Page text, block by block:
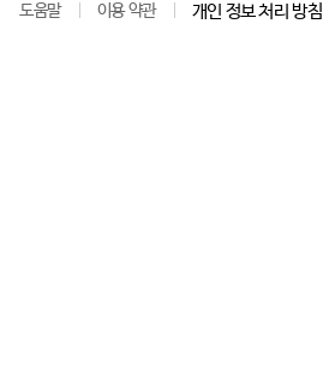
도움말 이용 약관 개인 정보 처리 방침